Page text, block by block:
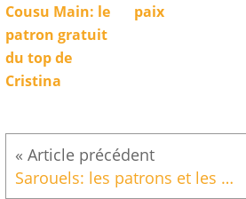
Cousu Main: le
patron gratuit
du top de
Cristina
paix
Sarouels: les patrons et les photos !